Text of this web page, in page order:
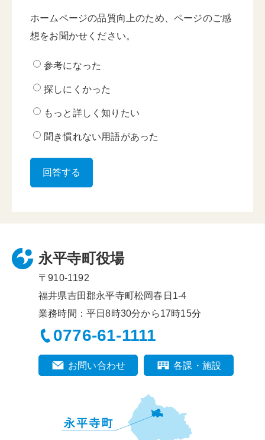
ホームページの品質向上のため、ページのご感
想をお聞かせください。
参考になった
探しにくかった
もっと詳しく知りたい
聞き慣れない用語があった
永平寺町役場
〒910-1192
福井県吉田郡永平寺町松岡春日1-4
業務時間：平日8時30分から17時15分
0776-61-1111
お問い合わせ 各課・施設